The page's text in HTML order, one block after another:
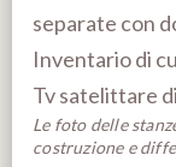
separate con
Inventario di
Tv satelittare
Le foto delle
costruzione e